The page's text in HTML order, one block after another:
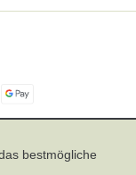
bestmögliche